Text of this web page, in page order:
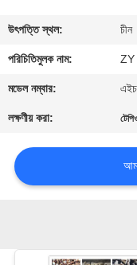
যোগাযোগ
করুন
খবর
উদ্ধৃতির
আবেদন
উৎপত্তি স্থল: চীন
পরিচিতিমুলক নাম: ZY
মডেল নম্বার:
লক্ষণীয় করা: